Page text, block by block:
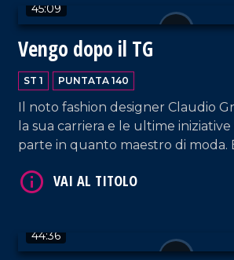
45:09
Vengo dopo il TG
ST 1 PUNTATA 140
Il noto fashion designer Claudio
la sua carriera e le ultime
parte in quanto maestro di moda.
44:36
VAI AL TITOLO